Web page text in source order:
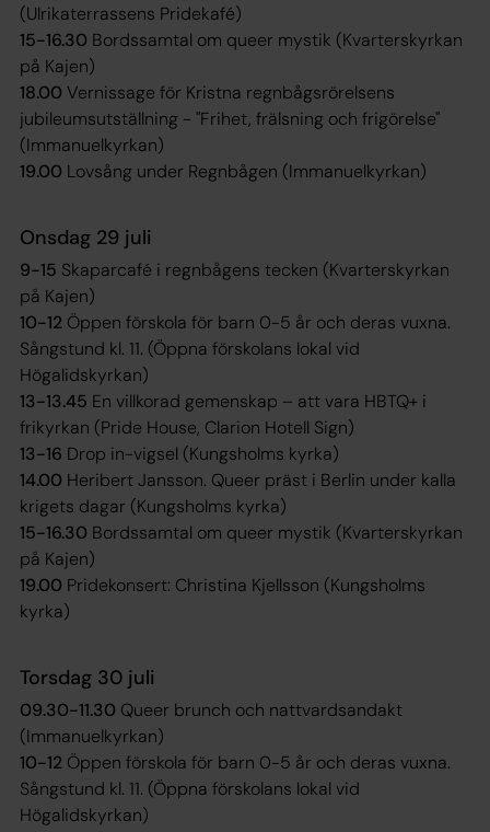
(Ulrikaterrassens Pridekafé)
15-16.30 Bordssamtal om queer mystik (Kvarterskyrkan
på Kajen)
18.00 Vernissage för Kristna regnbågsrörelsens
jubileumsutställning - "Frihet, frälsning och frigörelse"
(Immanuelkyrkan)
19.00 Lovsång under Regnbågen (Immanuelkyrkan)
Onsdag 29 juli
9-15 Skaparcafé i regnbågens tecken (Kvarterskyrkan
på Kajen)
10-12 Öppen förskola för barn 0-5 år och deras vuxna.
Sångstund kl. 11. (Öppna förskolans lokal vid
Högalidskyrkan)
13-13.45 En villkorad gemenskap – att vara HBTQ+ i
frikyrkan (Pride House, Clarion Hotell Sign)
13-16 Drop in-vigsel (Kungsholms kyrka)
14.00 Heribert Jansson. Queer präst i Berlin under kalla
krigets dagar (Kungsholms kyrka)
15-16.30 Bordssamtal om queer mystik (Kvarterskyrkan
på Kajen)
19.00 Pridekonsert: Christina Kjellsson (Kungsholms
kyrka)
Torsdag 30 juli
09.30-11.30 Queer brunch och nattvardsandakt
(Immanuelkyrkan)
10-12 Öppen förskola för barn 0-5 år och deras vuxna.
Sångstund kl. 11. (Öppna förskolans lokal vid
Högalidskyrkan)